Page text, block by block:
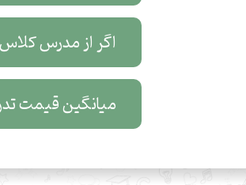
اگر از مدرس
میانگین قیمت